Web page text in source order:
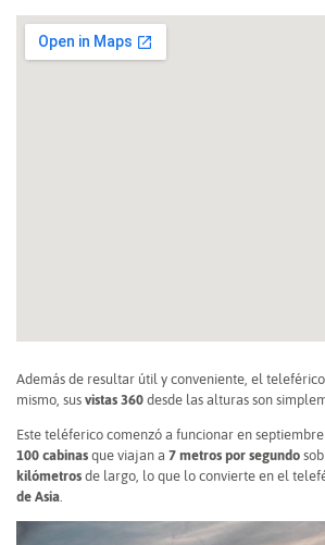
Además de resultar útil y conveniente, el
mismo, sus vistas 360 desde las alturas son
Este teléferico comenzó a funcionar en
100 cabinas que viajan a 7 metros por segundo
kilómetros de largo, lo que lo convierte en el
de Asia